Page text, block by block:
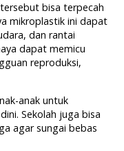
bisa terpecah
mikroplastik ini dapat
dan rantai
dapat memicu
reproduksi,
anak untuk
Sekolah juga bisa
agar sungai bebas